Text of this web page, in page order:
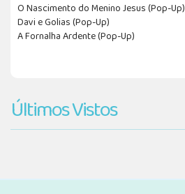
O Nascimento do Menino Jesus (Pop-Up)
Davi e Golias (Pop-Up)
A Fornalha Ardente (Pop-Up)
Últimos Vistos